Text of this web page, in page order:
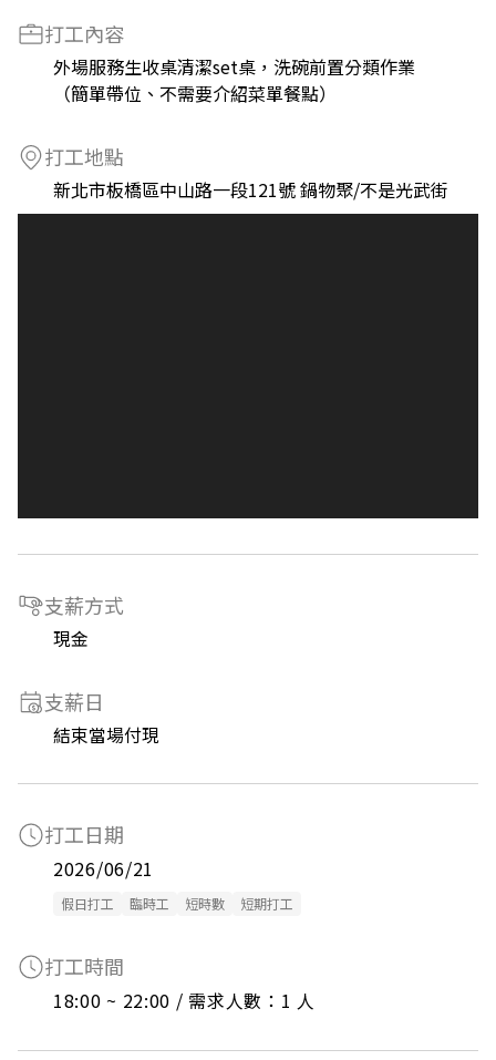
打工內容
外場服務生收桌清潔set桌，洗碗前置分類作業
（簡單帶位、不需要介紹菜單餐點）
打工地點
新北市板橋區中山路一段121號 鍋物聚/不是光武街
支薪方式
現金
支薪日
結束當場付現
打工日期
2026/06/21
假日打工 臨時工 短時數 短期打工
打工時間
18:00 ~ 22:00 / 需求人數：1 人